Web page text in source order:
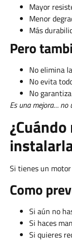
Mayor
Menor
Más
Pero
No elimina
No evita
No
Es una mejora… no
Si tienes un
Como
Si aún no
Si haces
Si quieres